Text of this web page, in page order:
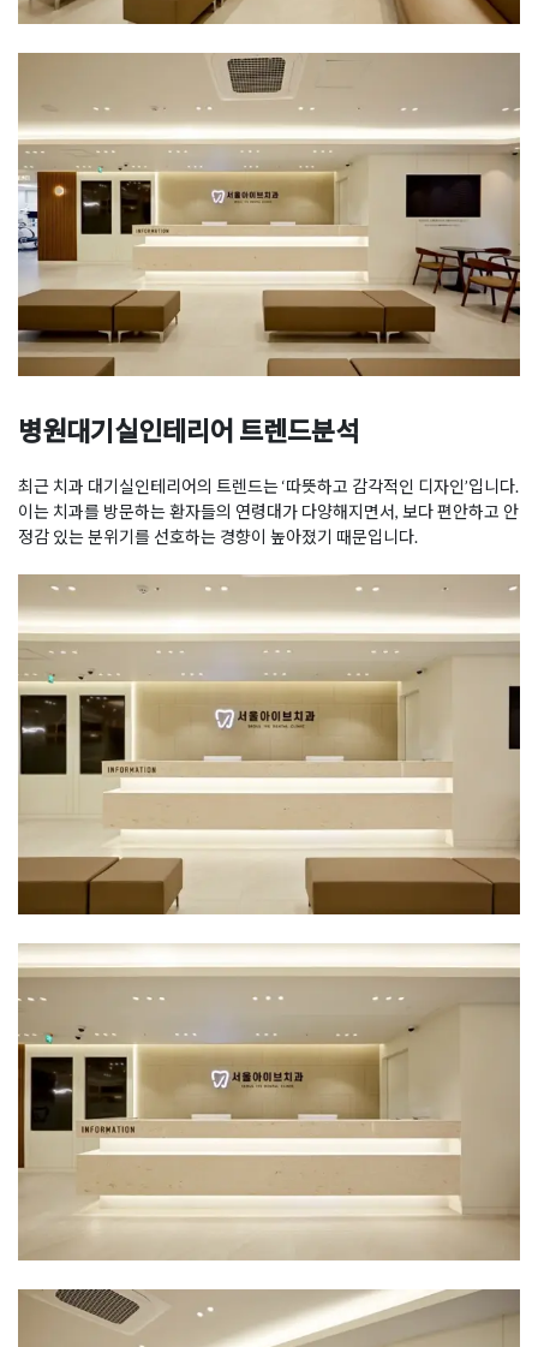
병원대기실인테리어 트렌드분석
최근 치과 대기실인테리어의 트렌드는 ‘따뜻하고 감각적인 디자인’입니다.
이는 치과를 방문하는 환자들의 연령대가 다양해지면서, 보다 편안하고 안
정감 있는 분위기를 선호하는 경향이 높아졌기 때문입니다.